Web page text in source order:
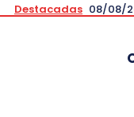
Destacadas 08/08/